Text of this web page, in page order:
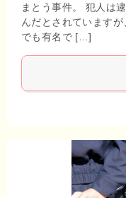
まとう事件。 犯人は
んだとされています
でも有名で […]